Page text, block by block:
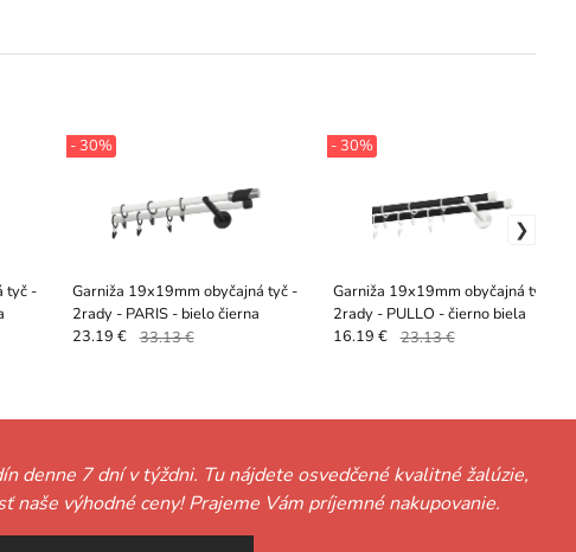
tyč -
Garniža 19x19mm obyčajná tyč -
2rady - PARIS - bielo čierna
- 30%
23.19 € 33.13 €
Garniža 19x19mm obyčajná tyč -
2rady - PULLO - čierno biela
- 30%
16.19 € 23.13 €
denne 7 dní v týždni. Tu nájdete osvedčené kvalitné žalúzie,
výhodné ceny! Prajeme Vám príjemné nakupovanie.